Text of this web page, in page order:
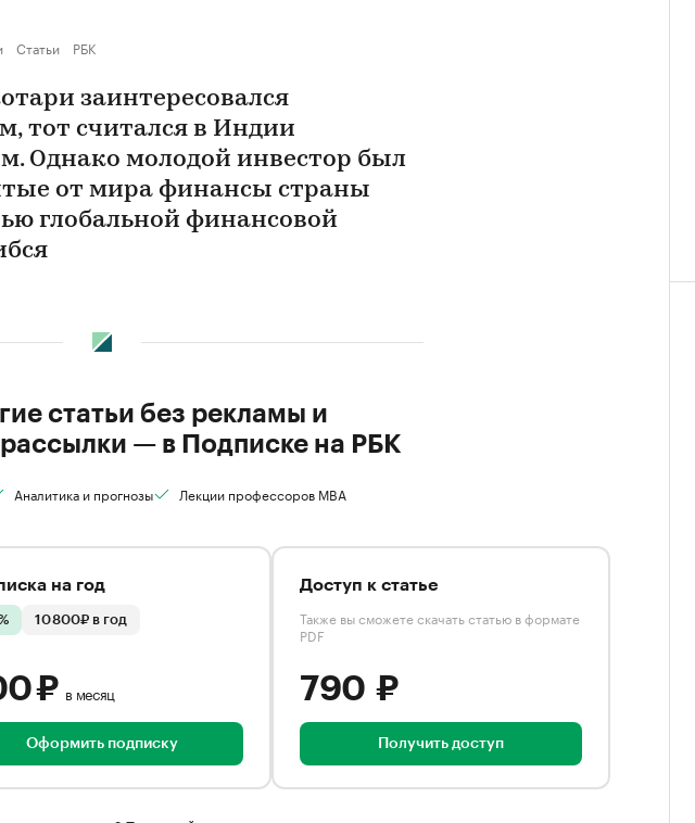
Статьи РБК
заинтересовался
тот считался в Индии
Однако молодой инвестор был
от мира финансы страны
глобальной финансовой
статьи без рекламы и
— в Подписке на РБК
Аналитика и прогнозы Лекции профессоров MBA
на год
10 800₽ в год
₽ в месяц
Оформить подписку
Доступ к статье
Также вы сможете скачать статью в формате
PDF
790 ₽
Получить доступ